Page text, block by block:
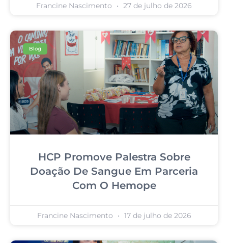
Francine Nascimento 27 de julho de 2026
Blog
HCP Promove Palestra Sobre
Doação De Sangue Em Parceria
Com O Hemope
Francine Nascimento 17 de julho de 2026